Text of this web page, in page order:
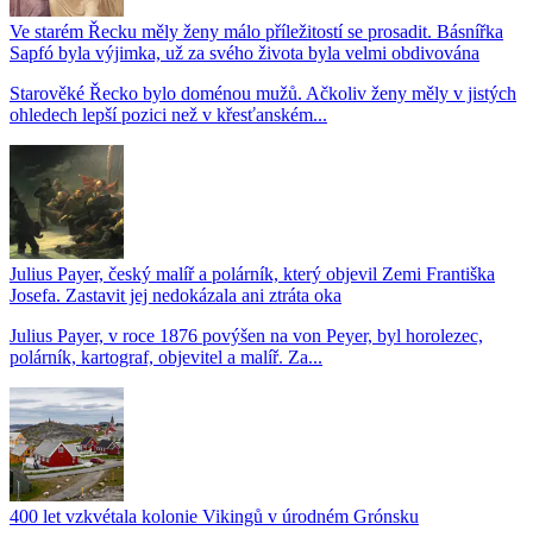
Ve starém Řecku měly ženy málo příležitostí se prosadit. Básnířka
Sapfó byla výjimka, už za svého života byla velmi obdivována
Starověké Řecko bylo doménou mužů. Ačkoliv ženy měly v jistých
ohledech lepší pozici než v křesťanském...
Julius Payer, český malíř a polárník, který objevil Zemi Františka
Josefa. Zastavit jej nedokázala ani ztráta oka
Julius Payer, v roce 1876 povýšen na von Peyer, byl horolezec,
polárník, kartograf, objevitel a malíř. Za...
400 let vzkvétala kolonie Vikingů v úrodném Grónsku